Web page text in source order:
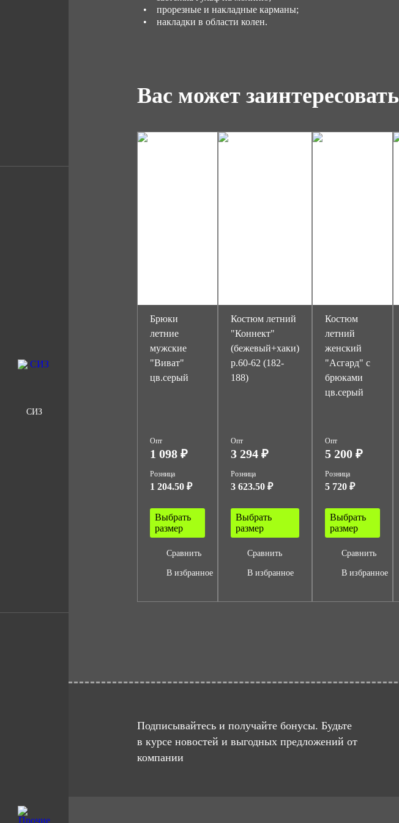
СИЗ
• прорезные и накладные карманы;
• накладки в области колен.
Вас может заинтересовать
Брюки
летние
мужские
"Виват"
цв.серый
Опт
1 098 ₽
Розница
1 204.50 ₽
Выбрать
размер
Сравнить
В избранное
Костюм летний
"Коннект"
(бежевый+хаки)
р.60-62 (182-
188)
Опт
3 294 ₽
Розница
3 623.50 ₽
Выбрать
размер
Сравнить
В избранное
Костюм
летний
женский
"Асгард" с
брюками
цв.серый
Опт
5 200 ₽
Розница
5 720 ₽
Выбрать
размер
Сравнить
В избранное
Подписывайтесь и получайте бонусы. Будьте
в курсе новостей и выгодных предложений от
компании